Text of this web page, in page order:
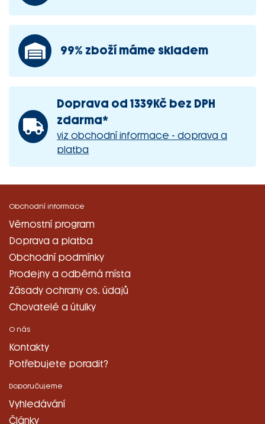
99% zboží máme skladem
Doprava od 1339Kč bez DPH
zdarma*
viz obchodní informace - doprava a
platba
Obchodní informace
Věrnostní program
Doprava a platba
Obchodní podmínky
Prodejny a odběrná místa
Zásady ochrany os. údajů
Chovatelé a útulky
O nás
Kontakty
Potřebujete poradit?
Doporučujeme
Vyhledávání
Články